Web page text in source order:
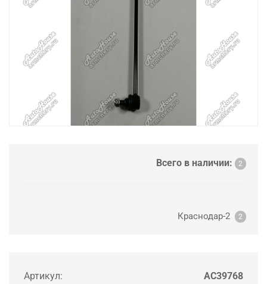
Всего в наличии: 2
Краснодар-2 2
Артикул: AC39768